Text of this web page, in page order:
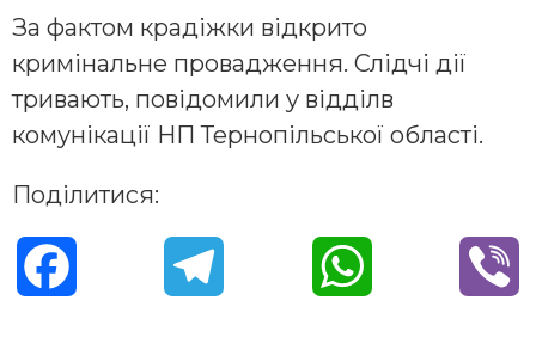
За фактом крадіжки відкрито
кримінальне провадження. Слідчі дії
тривають, повідомили у відділв
комунікації НП Тернопільської області.
Поділитися: